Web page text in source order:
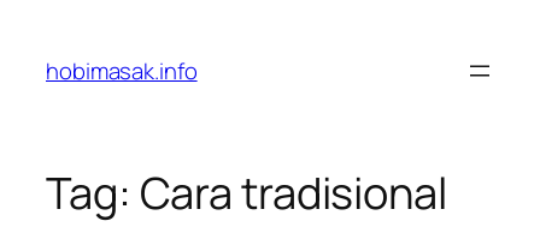
content
hobimasak.info
Tag: Cara tradisional